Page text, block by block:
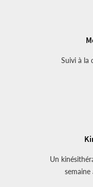
Suivi à la
Un
semaine